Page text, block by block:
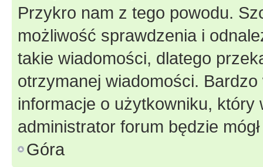
Przykro nam z tego powodu.
możliwość sprawdzenia i
takie wiadomości, dlatego
otrzymanej wiadomości.
informacje o użytkowniku, który
administrator forum będzie
Góra